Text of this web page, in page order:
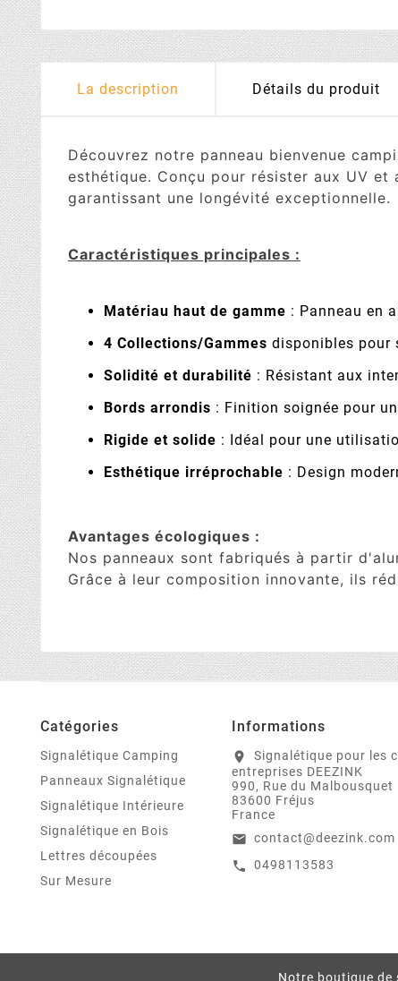
Notre boutique de
La description Détails du produit
Découvrez notre panneau bienvenue
esthétique. Conçu pour résister aux UV
garantissant une longévité exceptionnelle.
Caractéristiques principales :
Matériau haut de gamme : Panneau en
4 Collections/Gammes disponibles pour
Solidité et durabilité : Résistant aux
Bords arrondis : Finition soignée pour
Rigide et solide : Idéal pour une
Esthétique irréprochable : Design
Avantages écologiques :
Nos panneaux sont fabriqués à partir
Grâce à leur composition innovante, ils
Catégories
Signalétique Camping
Panneaux Signalétique
Signalétique Intérieure
Signalétique en Bois
Lettres découpées
Sur Mesure
Informations
location_on
Signalétique pour les
entreprises DEEZINK
990, Rue du Malbousquet
83600 Fréjus
France
email contact@deezink.com
call 0498113583